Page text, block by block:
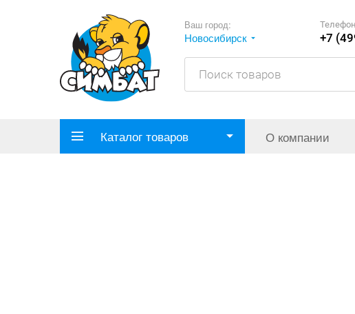
Ваш город:
Новосибирск +7
Каталог товаров О компании